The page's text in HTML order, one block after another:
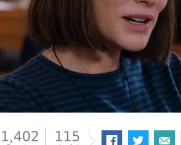
1,402 115